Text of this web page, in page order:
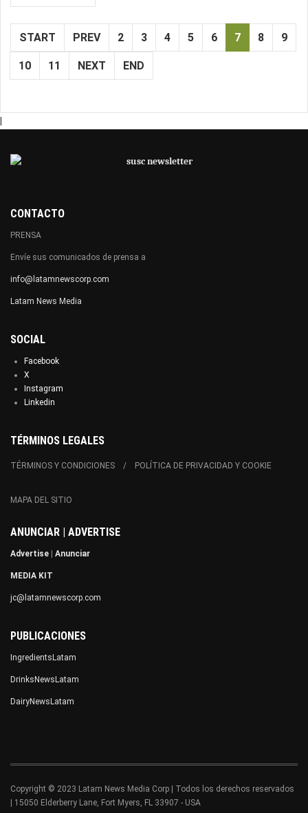
START PREV 2 3 4 5 6 7 8 9
10 11 NEXT END
CONTACTO
PRENSA
Envíe sus comunicados de prensa a
info@latamnewscorp.com
Latam News Media
SOCIAL
Facebook
X
Instagram
Linkedin
TÉRMINOS LEGALES
TÉRMINOS Y CONDICIONES POLÍTICA DE PRIVACIDAD Y COOKIE
MAPA DEL SITIO
ANUNCIAR | ADVERTISE
Advertise Anunciar
MEDIA KIT
jc@latamnewscorp.com
PUBLICACIONES
IngredientsLatam
DrinksNewsLatam
DairyNewsLatam
Copyright © 2023 Latam News Media Corp | Todos los derechos reservados
| 15050 Elderberry Lane, Fort Myers, FL 33907 - USA